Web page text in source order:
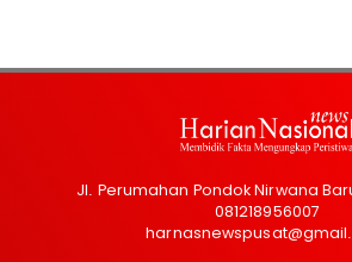
Jl. Perumahan Pondok Nirwana
081218956007